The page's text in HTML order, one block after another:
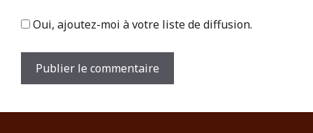
Oui, ajoutez-moi à votre liste de diffusion.